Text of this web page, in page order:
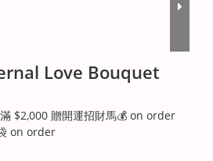
Love Bouquet
$2,000 贈開運招財馬💰 on order
on order